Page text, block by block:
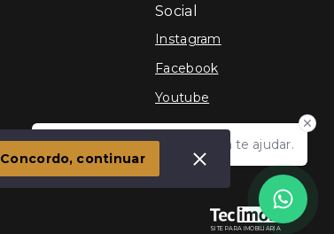
Olá! Estamos disponíveis para te ajudar.
Social
Instagram
Facebook
Youtube
SITE PARA IMOBILIARIA
Concordo, continuar